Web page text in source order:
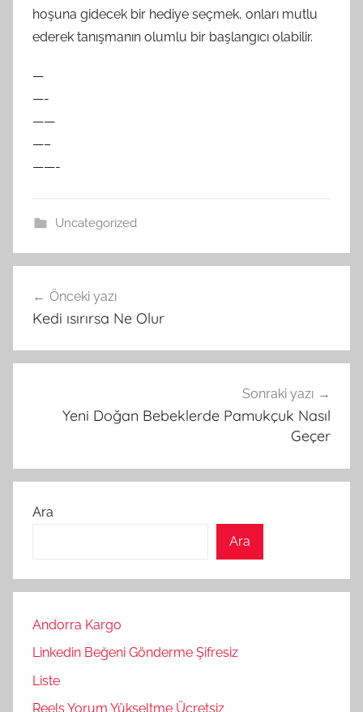
hoşuna gidecek bir hediye seçmek, onları mutlu
ederek tanışmanın olumlu bir başlangıcı olabilir.
—
—-
——
—–
——-
Uncategorized
gezinmesi
Önceki yazı
Kedi ısırırsa Ne Olur
Sonraki yazı
Yeni Doğan Bebeklerde Pamukçuk Nasıl
Geçer
Ara
Ara
Andorra Kargo
Linkedin Beğeni Gönderme Şifresiz
Liste
Reels Yorum Yükseltme Ücretsiz